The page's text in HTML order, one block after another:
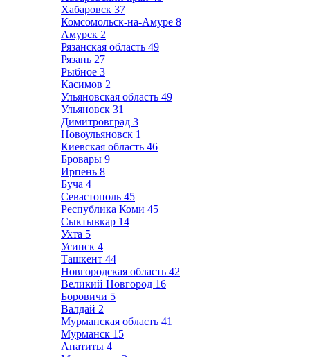
Хабаровск 37
Комсомольск-на-Амуре 8
Амурск 2
Рязанская область 49
Рязань 27
Рыбное 3
Касимов 2
Ульяновская область 49
Ульяновск 31
Димитровград 3
Новоульяновск 1
Киевская область 46
Бровары 9
Ирпень 8
Буча 4
Севастополь 45
Республика Коми 45
Сыктывкар 14
Ухта 5
Усинск 4
Ташкент 44
Новгородская область 42
Великий Новгород 16
Боровичи 5
Валдай 2
Мурманская область 41
Мурманск 15
Апатиты 4